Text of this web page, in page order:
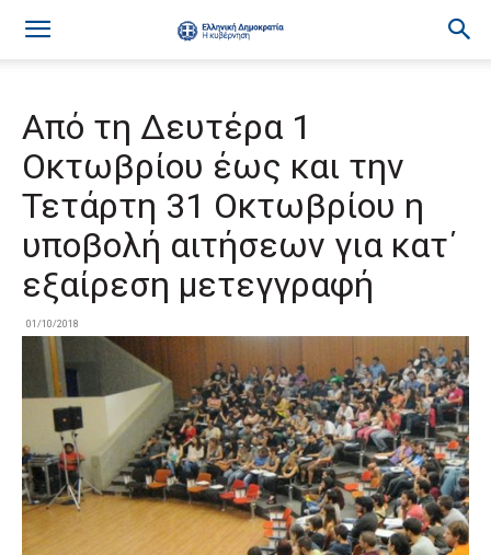
Από τη Δευτέρα 1
Οκτωβρίου έως και την
Τετάρτη 31 Οκτωβρίου η
υποβολή αιτήσεων για κατ΄
εξαίρεση μετεγγραφή
01/10/2018